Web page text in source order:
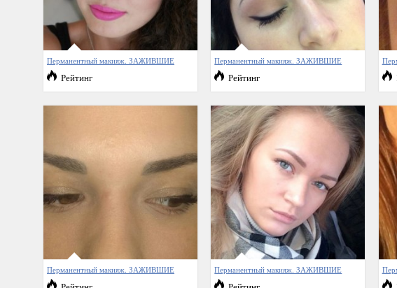
Перманентный макияж. ЗАЖИВШИЕ
Рейтинг
Перманентный макияж. ЗАЖИВШИЕ
Рейтинг
Перманентный макияж. ЗАЖИВШИЕ Перманентный макияж. ЗАЖИВШИЕ